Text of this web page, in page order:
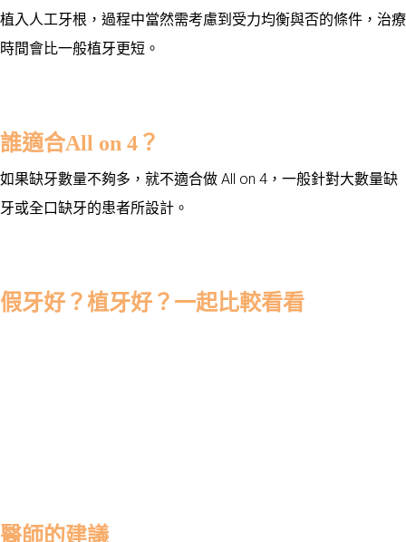
植入人工牙根，過程中當然需考慮到受力均衡與否的條件，治療
時間會比一般植牙更短 。
誰適合All on 4？
如果缺牙數量不夠多，就不適合做 All on 4，一般針對大數量缺
牙或全口缺牙的患者所設計。
假牙好？植牙好？一起比較看看
醫師的建議